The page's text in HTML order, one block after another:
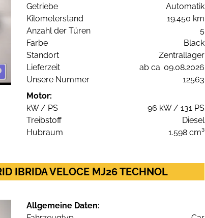
Getriebe
Automatik
Kilometerstand
19.450 km
Anzahl der Türen
5
Farbe
Black
Standort
Zentrallager
Lieferzeit
ab ca. 09.08.2026
Unsere Nummer
12563
Motor:
kW / PS
96 kW / 131 PS
Treibstoff
Diesel
Hubraum
1.598 cm³
IBRIDA VELOCE MJ26 TECHNOL
Allgemeine Daten: